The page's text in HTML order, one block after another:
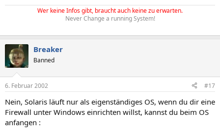
Wer keine Infos gibt, braucht auch keine zu erwarten.
Never Change a running System!
Breaker
Banned
6. Februar 2002 #17
Nein, Solaris läuft nur als eigenständiges OS, wenn du dir eine
Firewall unter Windows einrichten willst, kannst du beim OS
anfangen :